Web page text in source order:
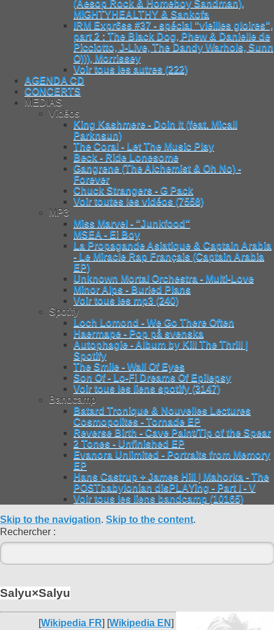
(Aesop Rock & Homeboy Sandman),
MIGHTYHEALTHY & Sankofa
IRM Expr6ss #37 - spécial "vieilles gloires",
part 2 : The Black Dog, Phew & Danielle de
Picciotto, J-Live, The Dandy Warhols, Sunn
O))), Morrissey
Voir tous les autres (222)
AGENDA CD
CONCERTS
MEDIAS
Vidéos
King Kashmere - Doin It (feat. Micall
Parknsun)
The Coral - Let The Music Play
Beck - Ride Lonesome
Gangrene (The Alchemist & Oh No) -
Forever
Chuck Strangers - G Pack
Voir toutes les vidéos (7558)
MP3
Miss Marvel - "Junkfood"
MSEA - Ei Boy
La Propagande Asiatique & Captain Arabia
- Le Miracle Rap Français (Captain Arabia
EP)
Unknown Mortal Orchestra - Multi-Love
Minor Alps - Buried Plans
Voir tous les mp3 (240)
Spotify
Loch Lomond - We Go There Often
Haermape - Pop på svenska
Autophagie - Album by Kill The Thrill |
Spotify
The Smile - Wall Of Eyes
Son Of - Lo-Fi Dreams Of Epilepsy
Voir tous les liens spotify (3147)
Bandcamp
Batard Tronique & Nouvelles Lectures
Cosmopolites - Tornade EP
Reverse Birth - Cave Paint/Tip of the Spear
2 Tones - Unfinished EP
Evanora Unlimited - Portraits from Memory
EP
Hans Castrup + James Hill | Mahorka - The
POSTbabylonian disPLAYing - Part I - V
Voir tous les liens bandcamp (10165)
Skip to the navigation. Skip to the content.
Rechercher :
Salyu×Salyu
[Wikipedia FR] [Wikipedia EN]